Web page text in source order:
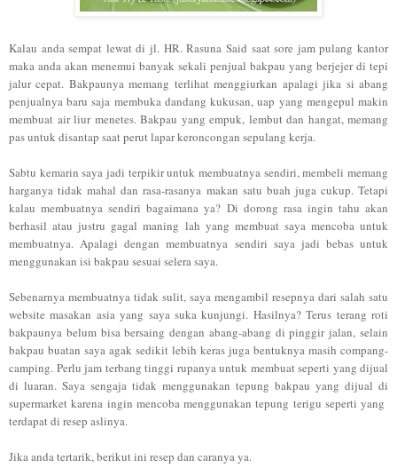
Kalau anda sempat lewat di jl. HR. Rasuna Said saat sore jam pulang kantor
maka anda akan menemui banyak sekali penjual bakpau yang berjejer di tepi
jalur cepat. Bakpaunya memang terlihat menggiurkan apalagi jika si abang
penjualnya baru saja membuka dandang kukusan, uap yang mengepul makin
membuat air liur menetes. Bakpau yang empuk, lembut dan hangat, memang
pas untuk disantap saat perut lapar keroncongan sepulang kerja.
Sabtu kemarin saya jadi terpikir untuk membuatnya sendiri, membeli memang
harganya tidak mahal dan rasa-rasanya makan satu buah juga cukup. Tetapi
kalau membuatnya sendiri bagaimana ya? Di dorong rasa ingin tahu akan
berhasil atau justru gagal maning lah yang membuat saya mencoba untuk
membuatnya. Apalagi dengan membuatnya sendiri saya jadi bebas untuk
menggunakan isi bakpau sesuai selera saya.
Sebenarnya membuatnya tidak sulit, saya mengambil resepnya dari salah satu
website masakan asia yang saya suka kunjungi. Hasilnya? Terus terang roti
bakpaunya belum bisa bersaing dengan abang-abang di pinggir jalan, selain
bakpau buatan saya agak sedikit lebih keras juga bentuknya masih compang-
camping. Perlu jam terbang tinggi rupanya untuk membuat seperti yang dijual
di luaran. Saya sengaja tidak menggunakan tepung bakpau yang dijual di
supermarket karena ingin mencoba menggunakan tepung terigu seperti yang
terdapat di resep aslinya.
Jika anda tertarik, berikut ini resep dan caranya ya.